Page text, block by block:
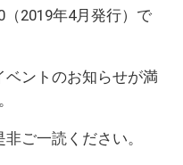
（2019年4月発行）で
ントのお知らせが満
ご一読ください。